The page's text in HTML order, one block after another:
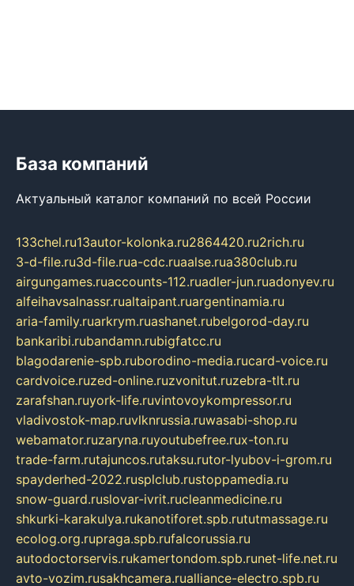
База компаний
Актуальный каталог компаний по всей России
133chel.ru13autor-kolonka.ru2864420.ru2rich.ru
3-d-file.ru3d-file.rua-cdc.ruaalse.rua380club.ru
airgungames.ruaccounts-112.ruadler-jun.ruadonyev.ru
alfeihavsalnassr.rualtaipant.ruargentinamia.ru
aria-family.ruarkrym.ruashanet.rubelgorod-day.ru
bankaribi.rubandamn.rubigfatcc.ru
blagodarenie-spb.ruborodino-media.rucard-voice.ru
cardvoice.ruzed-online.ruzvonitut.ruzebra-tlt.ru
zarafshan.ruyork-life.ruvintovoykompressor.ru
vladivostok-map.ruvlknrussia.ruwasabi-shop.ru
webamator.ruzaryna.ruyoutubefree.rux-ton.ru
trade-farm.rutajuncos.rutaksu.rutor-lyubov-i-grom.ru
spayderhed-2022.rusplclub.rustoppamedia.ru
snow-guard.ruslovar-ivrit.rucleanmedicine.ru
shkurki-karakulya.rukanotiforet.spb.rututmassage.ru
ecolog.org.rupraga.spb.rufalcorussia.ru
autodoctorservis.rukamertondom.spb.runet-life.net.ru
avto-vozim.rusakhcamera.rualliance-electro.spb.ru